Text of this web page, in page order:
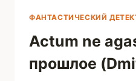
ФАНТАСТИЧЕСКИЙ
Actum ne
прошлое